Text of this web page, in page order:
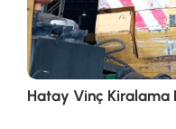
Hatay Vinç Kiralama